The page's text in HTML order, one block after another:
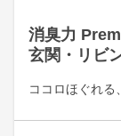
消臭力
玄関・リビ
ココロほぐれる